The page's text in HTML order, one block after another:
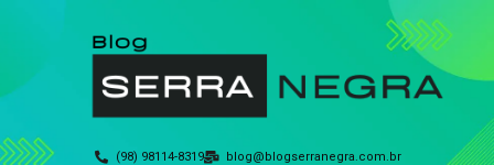
(98) 98114-8319 blog@blogserranegra.com.br